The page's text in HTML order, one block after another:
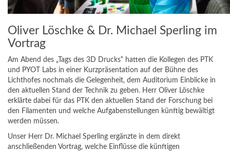
Oliver Löschke & Dr. Michael Sperling im
Vortrag
Am Abend des „Tags des 3D Drucks“ hatten die Kollegen des PTK
und PYOT Labs in einer Kurzpräsentation auf der Bühne des
Lichthofes nochmals die Gelegenheit, dem Auditorium Einblicke in
den aktuellen Stand der Technik zu geben. Herr Oliver Löschke
erklärte dabei für das PTK den aktuellen Stand der Forschung bei
den Filamenten und welche Aufgabenstellungen künftig bewältigt
werden müssen.
Unser Herr Dr. Michael Sperling ergänzte in dem direkt
anschließenden Vortrag, welche Einflüsse die künftigen